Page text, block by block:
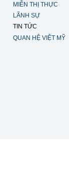
MIỄN THỊ THỰC
LÃNH SỰ
TIN TỨC
QUAN HỆ VIỆT MỸ